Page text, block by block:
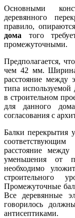
Основными
деревянного
правило,
дома того
промежуточными.
Предполагается,
чем 42 мм. Ширина
расстояние между
типа
в строительном
для данного
согласования с
Балки перекрытия
расстояние
уменьшения от
необходимо
строительного
Промежуточные
Все деревянные
говорилось
антисептиками.